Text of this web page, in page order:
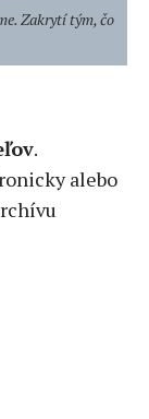
Zakrytí tým, čo
.
alebo